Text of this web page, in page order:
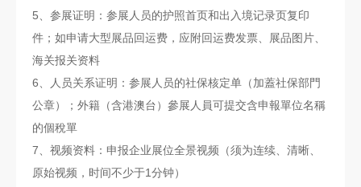
5、参展证明：参展人员的护照首页和出入境记录页复印
件；如申请大型展品回运费，应附回运费发票、展品图片、
海关报关资料
6、人员关系证明：参展人员的社保核定单（加蓋社保部門
公章）；外籍（含港澳台）參展人員可提交含申報單位名稱
的個稅單
7、视频资料：申报企业展位全景视频（须为连续、清晰、
原始视频，时间不少于1分钟）